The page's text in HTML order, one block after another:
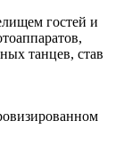
гостей и
танцев, став